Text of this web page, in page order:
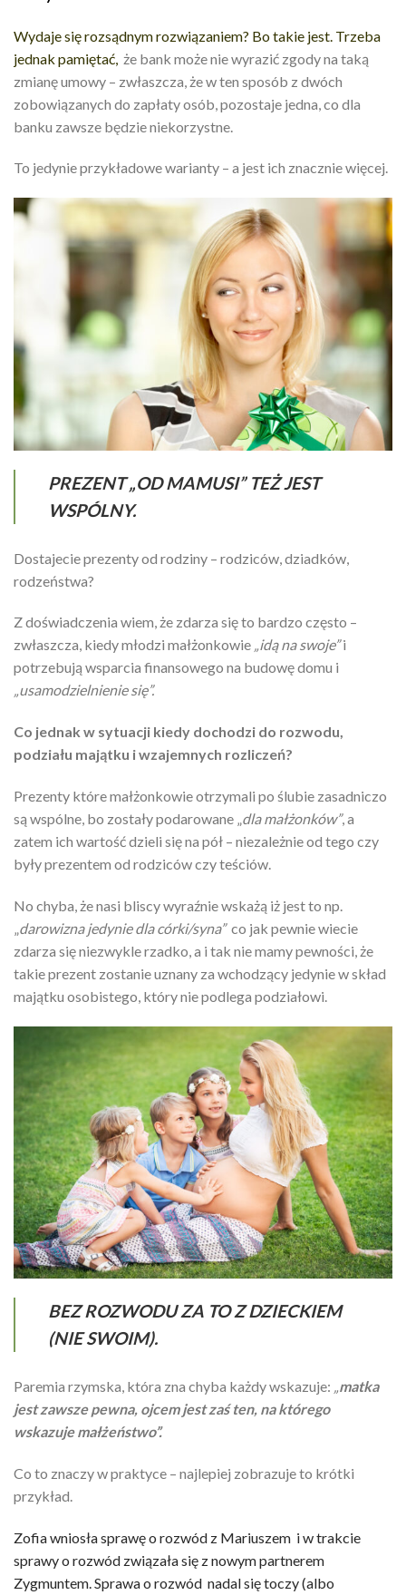
Wydaje się rozsądnym rozwiązaniem? Bo takie jest. Trzeba
jednak pamiętać, że bank może nie wyrazić zgody na taką
zmianę umowy – zwłaszcza, że w ten sposób z dwóch
zobowiązanych do zapłaty osób, pozostaje jedna, co dla
banku zawsze będzie niekorzystne.
To jedynie przykładowe warianty – a jest ich znacznie więcej.
PREZENT „OD MAMUSI” TEŻ JEST
WSPÓLNY.
Dostajecie prezenty od rodziny – rodziców, dziadków,
rodzeństwa?
Z doświadczenia wiem, że zdarza się to bardzo często –
zwłaszcza, kiedy młodzi małżonkowie „idą na swoje”i
potrzebują wsparcia finansowego na budowę domu i
„usamodzielnienie się”.
Co jednak w sytuacji kiedy dochodzi do rozwodu,
podziału majątku i wzajemnych rozliczeń?
Prezenty które małżonkowie otrzymali po ślubie zasadniczo
są wspólne, bo zostały podarowane „dla małżonków”, a
zatem ich wartość dzieli się na pół – niezależnie od tego czy
były prezentem od rodziców czy teściów.
No chyba, że nasi bliscy wyraźnie wskażą iż jest to np.
„darowizna jedynie dla córki/syna” co jak pewnie wiecie
zdarza się niezwykle rzadko, a i tak nie mamy pewności, że
takie prezent zostanie uznany za wchodzący jedynie w skład
majątku osobistego, który nie podlega podziałowi.
BEZ ROZWODU ZA TO Z DZIECKIEM
(NIE SWOIM).
Paremia rzymska, która zna chyba każdy wskazuje: „matka
jest zawsze pewna, ojcem jest zaś ten, na którego
wskazuje małżeństwo”.
Co to znaczy w praktyce – najlepiej zobrazuje to krótki
przykład.
Zofia wniosła sprawę o rozwód z Mariuszem i w trakcie
sprawy o rozwód związała się z nowym partnerem
Zygmuntem. Sprawa o rozwód nadal się toczy (albo